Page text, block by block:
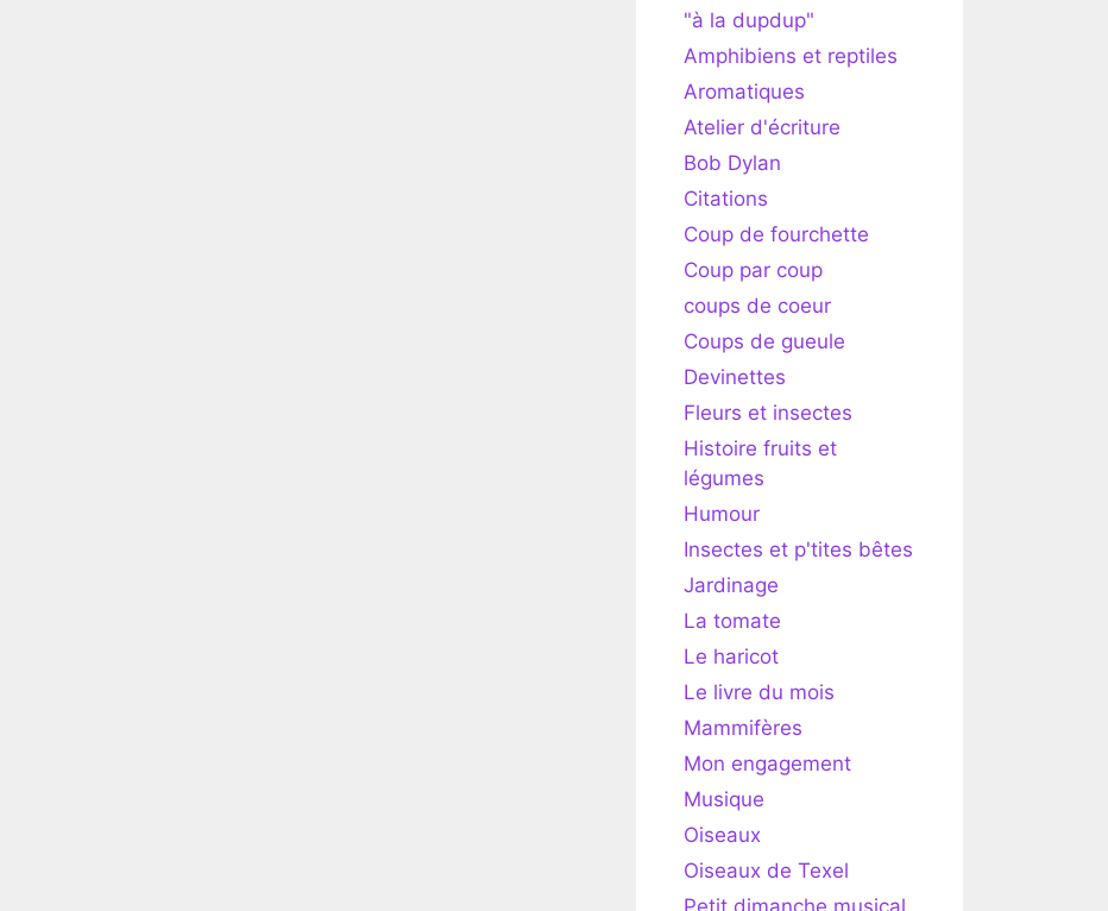
"à la dupdup"
Amphibiens et reptiles
Aromatiques
Atelier d'écriture
Bob Dylan
Citations
Coup de fourchette
Coup par coup
coups de coeur
Coups de gueule
Devinettes
Fleurs et insectes
Histoire fruits et
légumes
Humour
Insectes et p'tites bêtes
Jardinage
La tomate
Le haricot
Le livre du mois
Mammifères
Mon engagement
Musique
Oiseaux
Oiseaux de Texel
Petit dimanche musical